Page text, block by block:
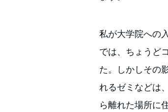
私が大学院への
では、ちょうど
た。しかしその
れるゼミなどは
ら離れた場所に